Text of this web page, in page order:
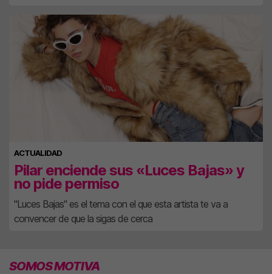
ACTUALIDAD
Pilar enciende sus «Luces Bajas» y
no pide permiso
"Luces Bajas" es el tema con el que esta artista te va a
convencer de que la sigas de cerca
SOMOS MOTIVA